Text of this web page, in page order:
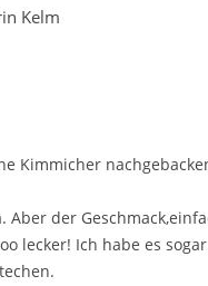
Kelm
Kimmicher
Aber der
lecker! Ich habe es